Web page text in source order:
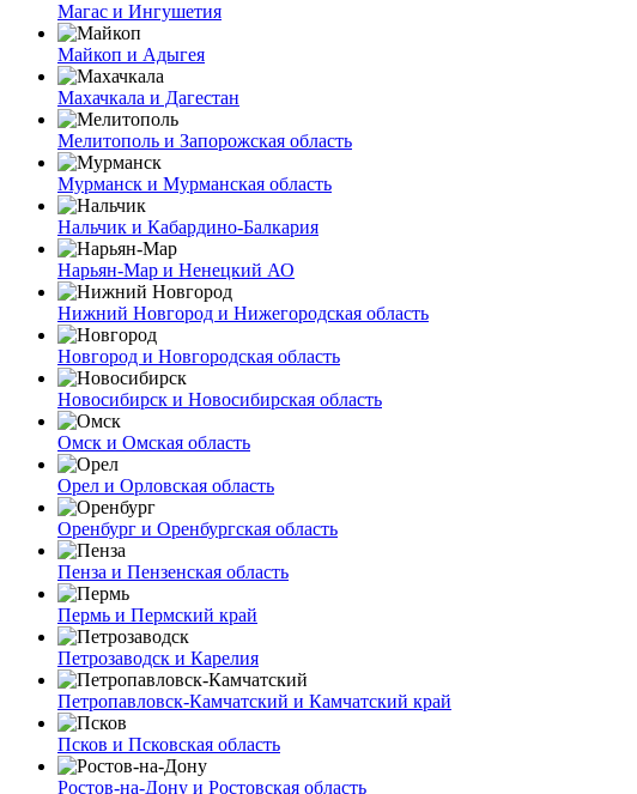
Магас и Ингушетия
Майкоп и Адыгея
Махачкала и Дагестан
Мелитополь и Запорожская область
Мурманск и Мурманская область
Нальчик и Кабардино-Балкария
Нарьян-Мар и Ненецкий АО
Нижний Новгород и Нижегородская область
Новгород и Новгородская область
Новосибирск и Новосибирская область
Омск и Омская область
Орел и Орловская область
Оренбург и Оренбургская область
Пенза и Пензенская область
Пермь и Пермский край
Петрозаводск и Карелия
Петропавловск-Камчатский и Камчатский край
Псков и Псковская область
Ростов-на-Дону и Ростовская область